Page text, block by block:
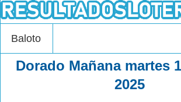
Baloto
Dorado Mañana martes
2025